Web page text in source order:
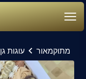
מתוקמאור עוגות גן